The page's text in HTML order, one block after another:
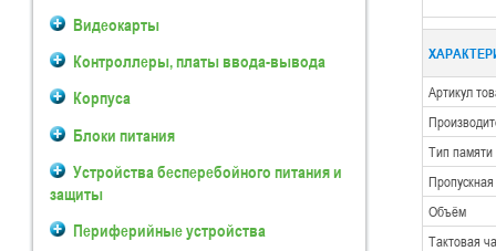
Видеокарты
Контроллеры, платы ввода-вывода
Корпуса
Блоки питания
Устройства бесперебойного питания и
защиты
Периферийные устройства
Артикул
Тип памяти
Объём
Тактовая